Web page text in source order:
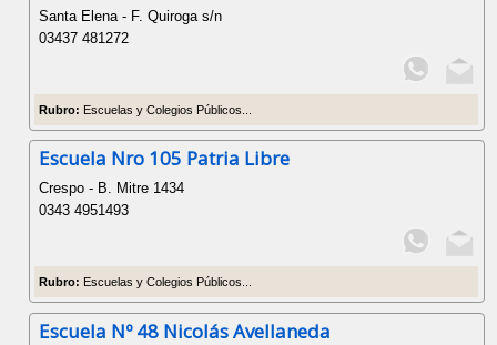
Santa Elena - F. Quiroga s/n
03437 481272
Rubro: Escuelas y Colegios Públicos...
Escuela Nro 105 Patria Libre
Crespo - B. Mitre 1434
0343 4951493
Rubro: Escuelas y Colegios Públicos...
Escuela Nº 48 Nicolás Avellaneda